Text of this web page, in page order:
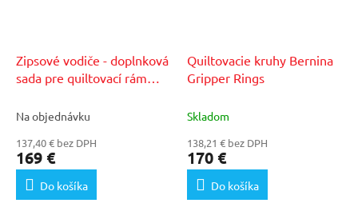
Zipsové vodiče - doplnková
sada pre quiltovací rám
Na objednávku
137,40 € bez DPH
169 €
Do košíka
Quiltovacie kruhy Bernina
Gripper Rings
Skladom
138,21 € bez DPH
170 €
Do košíka